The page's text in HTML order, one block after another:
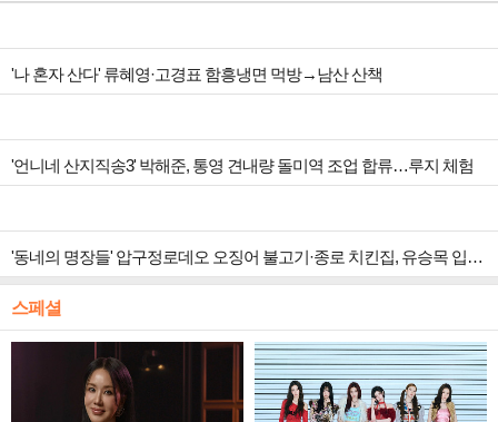
'나 혼자 산다' 류혜영·고경표 함흥냉면 먹방→남산 산책
'언니네 산지직송3' 박해준, 통영 견내량 돌미역 조업 합류…루지 체험
'동네의 명장들' 압구정로데오 오징어 불고기·종로 치킨집, 유승목 입맛 저격
스페셜